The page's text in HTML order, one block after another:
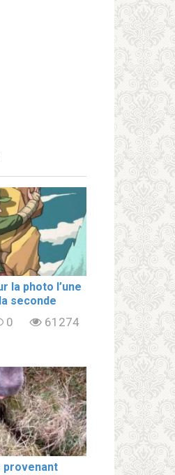
la photo l’une
seconde
0 61274
provenant